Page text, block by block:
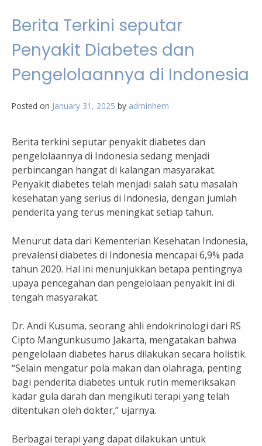
Berita Terkini seputar
Penyakit Diabetes dan
Pengelolaannya di Indonesia
Posted on January 31, 2025 by adminhem
Berita terkini seputar penyakit diabetes dan
pengelolaannya di Indonesia sedang menjadi
perbincangan hangat di kalangan masyarakat.
Penyakit diabetes telah menjadi salah satu masalah
kesehatan yang serius di Indonesia, dengan jumlah
penderita yang terus meningkat setiap tahun.
Menurut data dari Kementerian Kesehatan Indonesia,
prevalensi diabetes di Indonesia mencapai 6,9% pada
tahun 2020. Hal ini menunjukkan betapa pentingnya
upaya pencegahan dan pengelolaan penyakit ini di
tengah masyarakat.
Dr. Andi Kusuma, seorang ahli endokrinologi dari RS
Cipto Mangunkusumo Jakarta, mengatakan bahwa
pengelolaan diabetes harus dilakukan secara holistik.
“Selain mengatur pola makan dan olahraga, penting
bagi penderita diabetes untuk rutin memeriksakan
kadar gula darah dan mengikuti terapi yang telah
ditentukan oleh dokter,” ujarnya.
Berbagai terapi yang dapat dilakukan untuk